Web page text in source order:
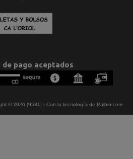
de pago aceptados
© 2026 [9531] - Con la tecnología de Palbin.com